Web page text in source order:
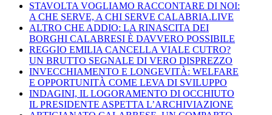
STAVOLTA VOGLIAMO RACCONTARE DI NOI:
A CHE SERVE, A CHI SERVE CALABRIA.LIVE
ALTRO CHE ADDIO: LA RINASCITA DEI
BORGHI CALABRESI È DAVVERO POSSIBILE
REGGIO EMILIA CANCELLA VIALE CUTRO?
UN BRUTTO SEGNALE DI VERO DISPREZZO
INVECCHIAMENTO E LONGEVITÀ: WELFARE
E OPPORTUNITÀ COME LEVA DI SVILUPPO
INDAGINI, IL LOGORAMENTO DI OCCHIUTO
IL PRESIDENTE ASPETTA L’ARCHIVIAZIONE